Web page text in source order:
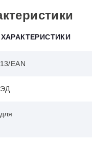
EAN